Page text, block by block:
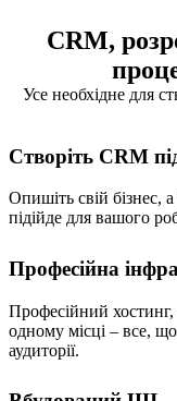
CRM,
Усе необхідне для
Створіть CRM
Опишіть свій бізнес,
підійде для вашого
Професійна
Професійний
одному місці – все,
аудиторії.